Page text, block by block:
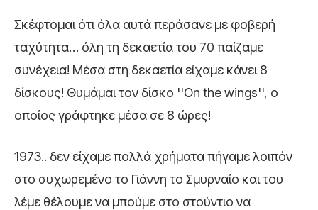
Σκέφτομαι ότι όλα αυτά περάσανε με φοβερή
ταχύτητα… όλη τη δεκαετία του 70 παίζαμε
συνέχεια! Μέσα στη δεκαετία είχαμε κάνει 8
δίσκους! Θυμάμαι τον δίσκο ''On the wings'', ο
οποίος γράφτηκε μέσα σε 8 ώρες!
1973.. δεν είχαμε πολλά χρήματα πήγαμε λοιπόν
στο συχωρεμένο το Γιάννη το Σμυρναίο και του
λέμε θέλουμε να μπούμε στο στούντιο να